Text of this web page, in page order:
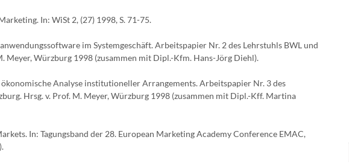
In: WiSt 2, (27) 1998, S. 71-75.
im Systemgeschäft. Arbeitspapier Nr. 2 des Lehrstuhls BWL und
Meyer, Würzburg 1998 (zusammen mit Dipl.-Kfm. Hans-Jörg Diehl).
Analyse institutioneller Arrangements. Arbeitspapier Nr. 3 des
Hrsg. v. Prof. M. Meyer, Würzburg 1998 (zusammen mit Dipl.-Kff. Martina
In: Tagungsband der 28. European Marketing Academy Conference EMAC,